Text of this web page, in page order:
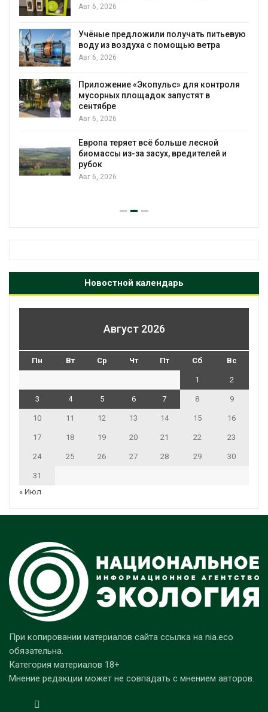
получать питьевую
воздуха с помощью ветра
«Экопульс» для контроля
площадок запустят в
всё больше лесной
из-за засух, вредителей и
В пяти
более 800
Новый
В Ирбите
Новостной календарь
Август 2026
Пн Вт Ср Чт Пт Сб Вс
1 2
3 4 5 6 7 8 9
10 11 12 13 14 15 16
17 18 19 20 21 22 23
24 25 26 27 28 29 30
31
« Июл
При копировании материалов сайта ссылка на nia.eco
обязательна.
Категория материалов 18+
Мнение редакции может не совпадать с мнением авторов.